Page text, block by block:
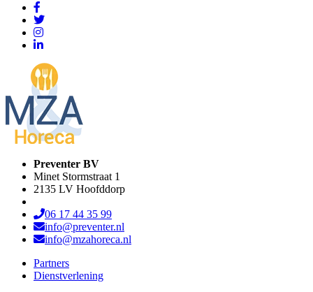
Preventer BV
Minet Stormstraat 1
2135 LV Hoofddorp
06 17 44 35 99
info@preventer.nl
info@mzahoreca.nl
Partners
Dienstverlening